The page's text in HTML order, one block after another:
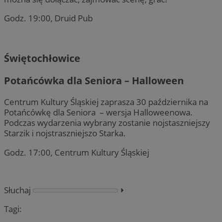
Godz. 19:00, Druid Pub
Świętochłowice
Potańcówka dla Seniora – Halloween
Centrum Kultury Śląskiej zaprasza 30 października na
Potańcówkę dla Seniora – wersja Halloweenowa.
Podczas wydarzenia wybrany zostanie nojstaszniejszy
Starzik i nojstraszniejszo Starka.
Godz. 17:00, Centrum Kultury Śląskiej
Słuchaj
⏵︎
Tagi: